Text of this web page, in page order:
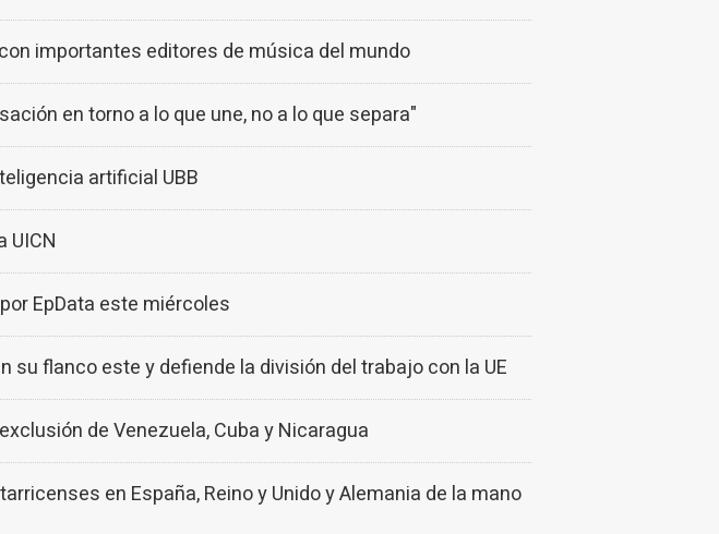
importantes editores de música del mundo
en torno a lo que une, no a lo que separa"
artificial UBB
UICN
EpData este miércoles
su flanco este y defiende la división del trabajo con la UE
de Venezuela, Cuba y Nicaragua
en España, Reino y Unido y Alemania de la mano